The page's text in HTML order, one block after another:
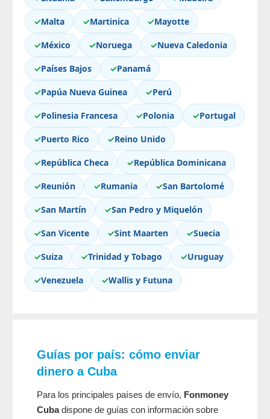
✓Malta ✓Martinica ✓Mayotte
✓México ✓Noruega ✓Nueva Caledonia
✓Países Bajos ✓Panamá
✓Papúa Nueva Guinea ✓Perú
✓Polinesia Francesa ✓Polonia ✓Portugal
✓Puerto Rico ✓Reino Unido
✓República Checa ✓República Dominicana
✓Reunión ✓Rumania ✓San Bartolomé
✓San Martín ✓San Pedro y Miquelón
✓San Vicente ✓Sint Maarten ✓Suecia
✓Suiza ✓Trinidad y Tobago ✓Uruguay
✓Venezuela ✓Wallis y Futuna
Guías por país: cómo enviar
dinero a Cuba
Para los principales países de envío, Fonmoney
Cubadispone de guías con información sobre